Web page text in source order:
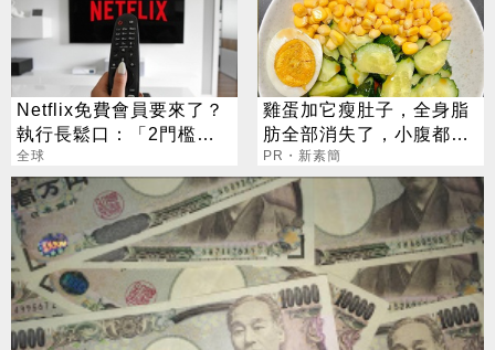
Netflix免費會員要來了？
執行長鬆口：「2門檻」
是關鍵
全球
雞蛋加它瘦肚子，全身脂
肪全部消失了，小腹都平
坦了
PR・新素簡